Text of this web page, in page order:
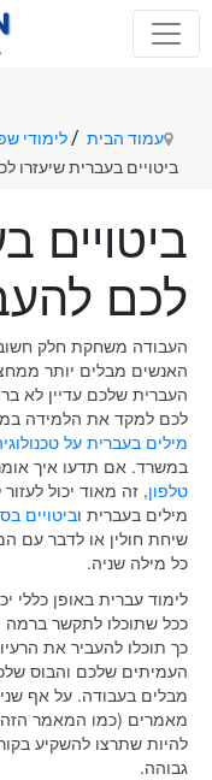
עמוד הבית /לימודי
ביטויים בעברית שיעזרו
ביטויים
לכם
העבודה משחקת חלק
האנשים מבלים יותר
העברית שלכם עדיין לא
לכם למקד את הלמידה
מילים בעברית על
במשרד. אם תדעו איך
טלפון, זה מאוד יכול
מילים בעברית וביטויים
שיחת חולין או לדבר עם
כל מילה שניה.
לימוד עברית באופן כללי
ככל שתוכלו לתקשר ברמה
כך תוכלו להעביר את
העמיתים שלכם והבוס
מבלים בעבודה. על אף
מאמרים (כמו המאמר הזה!),
להיות שתרצו להשקיע
גבוהה.